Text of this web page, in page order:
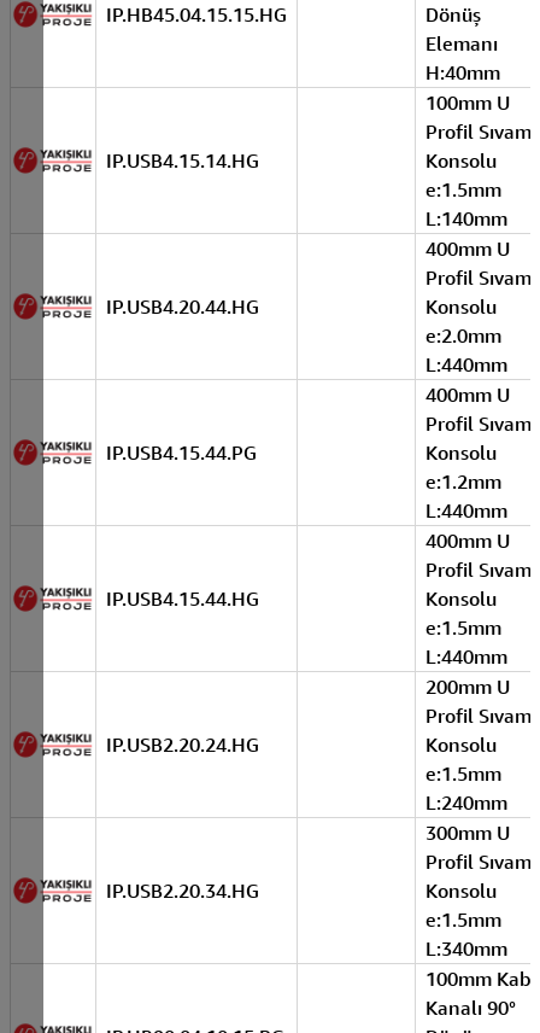
IP.HB45.04.15.15.HG
Dönüş
Elemanı
H:40mm
IP.USB4.15.14.HG
100mm U
Profil
Konsolu
e:1.5mm
L:140mm
IP.USB4.20.44.HG
400mm U
Profil
Konsolu
e:2.0mm
L:440mm
IP.USB4.15.44.PG
400mm U
Profil
Konsolu
e:1.2mm
L:440mm
IP.USB4.15.44.HG
400mm U
Profil
Konsolu
e:1.5mm
L:440mm
IP.USB2.20.24.HG
200mm U
Profil
Konsolu
e:1.5mm
L:240mm
IP.USB2.20.34.HG
300mm U
Profil
Konsolu
e:1.5mm
L:340mm
100mm
Kanalı 90°